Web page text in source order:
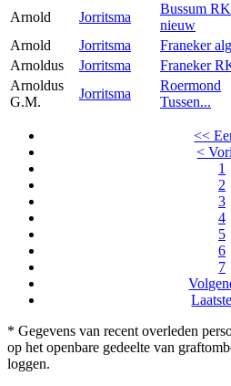
Arnold Jorritsma
Bussum RK
nieuw
Arnold
Jorritsma Franeker alg
Arnoldus
Jorritsma Franeker
Arnoldus
G.M.
Jorritsma
Roermond
Tussen...
<<
<
1
2
3
4
5
6
7
* Gegevens van recent overleden
op het openbare gedeelte van
loggen.